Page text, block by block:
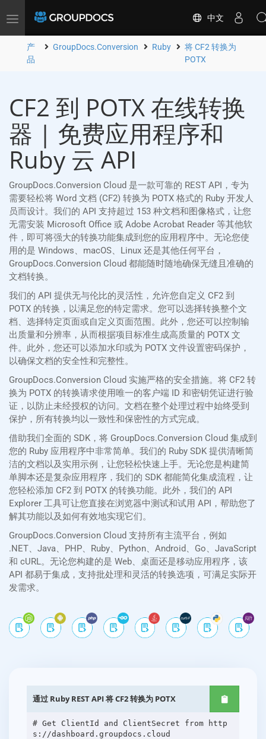
Toggle
中文
产
品
GroupDocs.Conversion Ruby
将 CF2 转换为
POTX
CF2 到 POTX 在线转换
器 | 免费应用程序和
Ruby 云 API
GroupDocs.Conversion Cloud 是一款可靠的 REST API，专为
需要轻松将 Word 文档 (CF2) 转换为 POTX 格式的 Ruby 开发人
员而设计。我们的 API 支持超过 153 种文档和图像格式，让您
无需安装 Microsoft Office 或 Adobe Acrobat Reader 等其他软
件，即可将强大的转换功能集成到您的应用程序中。无论您使
用的是 Windows、macOS、Linux 还是其他任何平台，
GroupDocs.Conversion Cloud 都能随时随地确保无缝且准确的
文档转换。
我们的 API 提供无与伦比的灵活性，允许您自定义 CF2 到
POTX 的转换，以满足您的特定需求。您可以选择转换整个文
档、选择特定页面或自定义页面范围。此外，您还可以控制输
出质量和分辨率，从而根据项目标准生成高质量的 POTX 文
件。此外，您还可以添加水印或为 POTX 文件设置密码保护，
以确保文档的安全性和完整性。
GroupDocs.Conversion Cloud 实施严格的安全措施。将 CF2 转
换为 POTX 的转换请求使用唯一的客户端 ID 和密钥凭证进行验
证，以防止未经授权的访问。文档在整个处理过程中始终受到
保护，所有转换均以一致性和保密性的方式完成。
借助我们全面的 SDK，将 GroupDocs.Conversion Cloud 集成到
您的 Ruby 应用程序中非常简单。我们的 Ruby SDK 提供清晰简
洁的文档以及实用示例，让您轻松快速上手。无论您是构建简
单脚本还是复杂应用程序，我们的 SDK 都能简化集成流程，让
您轻松添加 CF2 到 POTX 的转换功能。此外，我们的 API
Explorer 工具可让您直接在浏览器中测试和试用 API，帮助您了
解其功能以及如何有效地实现它们。
GroupDocs.Conversion Cloud 支持所有主流平台，例如
.NET、Java、PHP、Ruby、Python、Android、Go、JavaScript
和 cURL。无论您构建的是 Web、桌面还是移动应用程序，该
API 都易于集成，支持批处理和灵活的转换选项，可满足实际开
发需求。
通过 Ruby REST API 将 CF2 转换为 POTX
# Get ClientId and ClientSecret from http
s://dashboard.groupdocs.cloud